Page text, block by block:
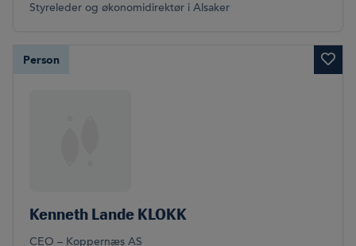
Styreleder og økonomidirektør i Alsaker
Person
Kenneth Lande KLOKK
CEO – Koppernæs AS